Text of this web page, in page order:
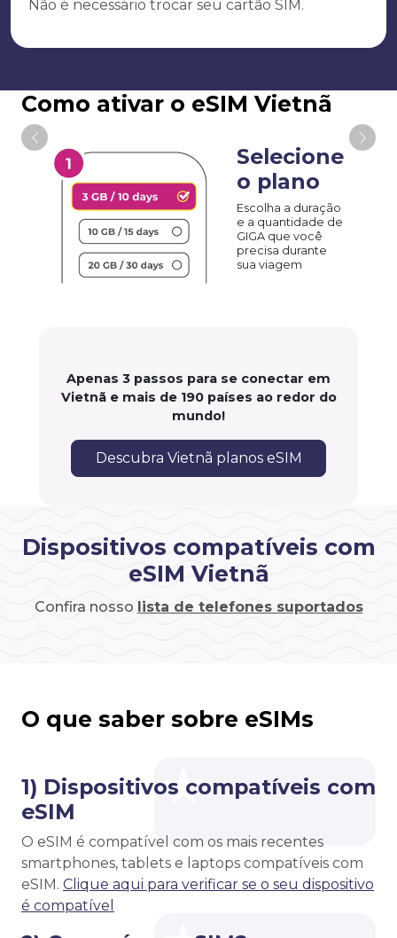
Não é necessário trocar seu cartão SIM.
Como ativar o eSIM Vietnã
Selecione
o plano
Escolha a duração
e a quantidade de
GIGA que você
precisa durante
sua viagem
Apenas 3 passos para se conectar em
Vietnã e mais de 190 países ao redor do
mundo!
Descubra Vietnã planos eSIM
Dispositivos compatíveis com
eSIM Vietnã
Confira nosso lista de telefones suportados
O que saber sobre eSIMs
1) Dispositivos compatíveis com
eSIM
O eSIM é compatível com os mais recentes
smartphones, tablets e laptops compatíveis com
eSIM. Clique aqui para verificar se o seu dispositivo
é compatível